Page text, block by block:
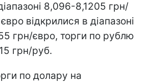
8,096-8,1205 грн/
відкрилися в діапазоні
грн/євро, торги по рублю
грн/руб.
по долару на